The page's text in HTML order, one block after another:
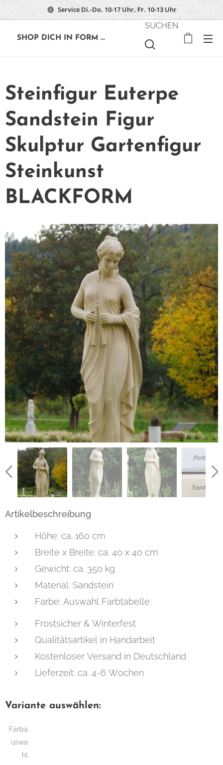
Service Di.-Do. 10-17 Uhr, Fr. 10-13 Uhr
SHOP DICH IN FORM ...
SUCHEN
Steinfigur Euterpe
Sandstein Figur
Skulptur Gartenfigur
Steinkunst
BLACKFORM
Artikelbeschreibung
Höhe: ca. 160 cm
Breite x Breite: ca. 40 x 40 cm
Gewicht: ca. 350 kg
Material: Sandstein
Farbe: Auswahl Farbtabelle
Frostsicher & Winterfest
Qualitätsartikel in Handarbeit
Kostenloser Versand in Deutschland
Lieferzeit: ca. 4-6 Wochen
Variante auswählen:
Farba
uswa
hl